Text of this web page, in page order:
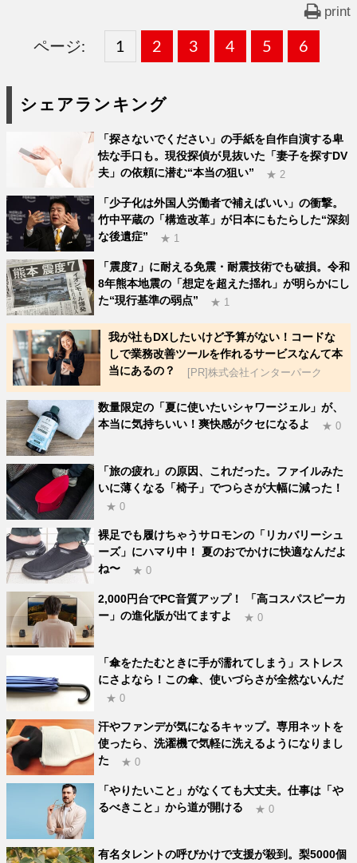
print
ページ:
固
ペ
ー
ジ
1 ,
固
ペ
ー
ジ
2 ,
固
ー
ジ
3 ,
固
ー
ジ
4 ,
固
ー
ジ
5 ,
固
ー
6
シェアランキング
「探さないでください」の手紙を自作自演する卑
怯な手口も。現役探偵が見抜いた「妻子を探すDV
夫」の依頼に潜む“本当の狙い”
★ 2
「少子化は外国人労働者で補えばいい」の衝撃。
竹中平蔵の「構造改革」が日本にもたらした“深刻
な後遺症”
★ 1
「震度7」に耐える免震・耐震技術でも破損。令和
8年熊本地震の「想定を超えた揺れ」が明らかにし
た“現行基準の弱点”
★ 1
我が社もDXしたいけど予算がない！コードな
しで業務改善ツールを作れるサービスなんて本
当にあるの？
[PR]株式会社インターパーク
数量限定の「夏に使いたいシャワージェル」が、
本当に気持ちいい！爽快感がクセになるよ
★ 0
「旅の疲れ」の原因、これだった。ファイルみた
いに薄くなる「椅子」でつらさが大幅に減った！
★ 0
裸足でも履けちゃうサロモンの「リカバリーシュ
ーズ」にハマり中！ 夏のおでかけに快適なんだよ
ね〜
★ 0
2,000円台でPC音質アップ！ 「高コスパスピーカ
ー」の進化版が出てますよ
★ 0
「傘をたたむときに手が濡れてしまう」ストレス
にさよなら！この傘、使いづらさが全然ないんだ
★ 0
汗やファンデが気になるキャップ。専用ネットを
使ったら、洗濯機で気軽に洗えるようになりまし
た
★ 0
「やりたいこと」がなくても大丈夫。仕事は「や
るべきこと」から道が開ける
★ 0
有名タレントの呼びかけで支援が殺到。梨5000個